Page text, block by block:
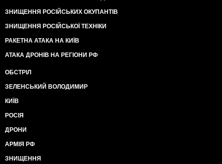
ЗНИЩЕННЯ РОСІЙСЬКИХ ОКУПАНТІВ
ЗНИЩЕННЯ РОСІЙСЬКОЇ ТЕХНІКИ
РАКЕТНА АТАКА НА КИЇВ
АТАКА ДРОНІВ НА РЕГІОНИ РФ
ОБСТРІЛ
ЗЕЛЕНСЬКИЙ ВОЛОДИМИР
КИЇВ
РОСІЯ
ДРОНИ
АРМІЯ РФ
ЗНИЩЕННЯ